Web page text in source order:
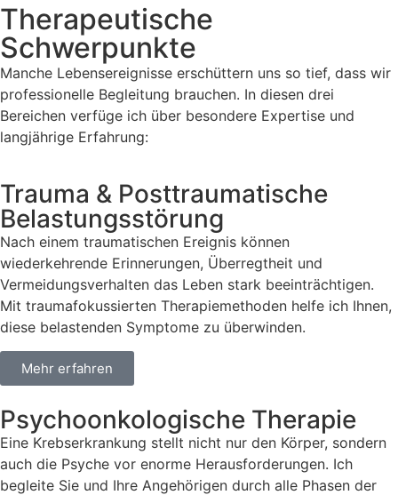
Therapeutische
Schwerpunkte
Manche Lebensereignisse erschüttern uns so tief, dass wir
professionelle Begleitung brauchen. In diesen drei
Bereichen verfüge ich über besondere Expertise und
langjährige Erfahrung:
Trauma & Posttraumatische
Belastungsstörung
Nach einem traumatischen Ereignis können
wiederkehrende Erinnerungen, Überregtheit und
Vermeidungsverhalten das Leben stark beeinträchtigen.
Mit traumafokussierten Therapiemethoden helfe ich Ihnen,
diese belastenden Symptome zu überwinden.
Mehr erfahren
Psychoonkologische Therapie
Eine Krebserkrankung stellt nicht nur den Körper, sondern
auch die Psyche vor enorme Herausforderungen. Ich
begleite Sie und Ihre Angehörigen durch alle Phasen der